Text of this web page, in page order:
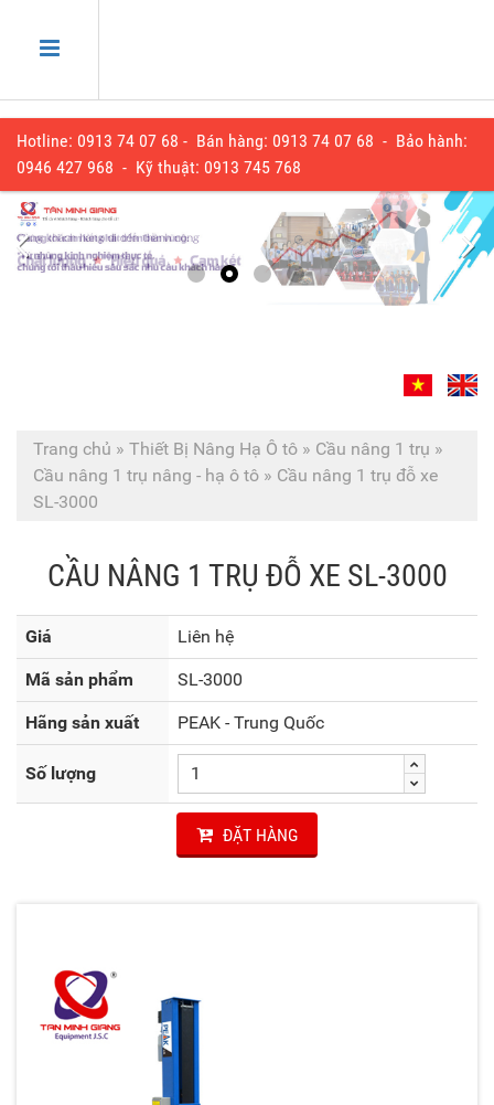
Hotline: 0913 74 07 68 - Bán hàng: 0913 74 07 68 - Bảo hành:
0946 427 968 - Kỹ thuật: 0913 745 768
Trang chủ » Thiết Bị Nâng Hạ Ô tô » Cầu nâng 1 trụ »
Cầu nâng 1 trụ nâng - hạ ô tô » Cầu nâng 1 trụ đỗ xe
SL-3000
CẦU NÂNG 1 TRỤ ĐỖ XE SL-3000
Giá Liên hệ
Mã sản phẩm SL-3000
Hãng sản xuất PEAK - Trung Quốc
Số lượng
ĐẶT HÀNG